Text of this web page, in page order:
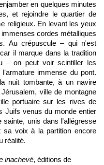
en quelques minutes
et rejoindre le quartier de
religieux. En levant les yeux
cordes métalliques
Au crépuscule – qui n'est
il marque dans la tradition
– on peut voir scintiller les
immense du pont.
nuit tombante, à un navire
ville de montagne
portuaire sur les rives de
Juifs venus du monde entier
sainte, unis dans l'allégresse
sa voix à la partition encore
réalité.
inachevé, éditions de